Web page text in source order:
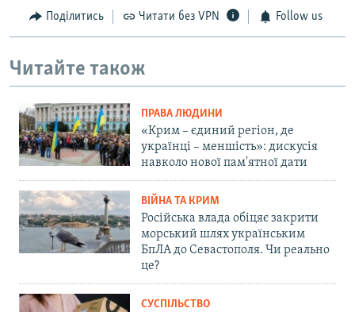
Поділитись Читати без VPN Follow us
Читайте також
ПРАВА ЛЮДИНИ
«Крим – єдиний регіон, де
українці – меншість»: дискусія
навколо нової пам'ятної дати
ВІЙНА ТА КРИМ
Російська влада обіцяє закрити
морський шлях українським
БпЛА до Севастополя. Чи реально
це?
СУСПІЛЬСТВО